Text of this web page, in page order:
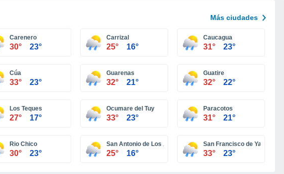
Más ciudades
Carenero
30° 23°
Carrizal
25° 16°
Caucagua
31° 23°
Cúa
33° 23°
Guarenas
32° 21°
Guatire
32° 22°
Los Teques
27° 17°
Ocumare del Tuy
33° 23°
Paracotos
31° 21°
Rio Chico
30° 23°
San Antonio de Los Altos
25° 16°
San Francisco de Yare
33° 23°